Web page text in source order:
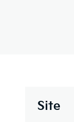
Site